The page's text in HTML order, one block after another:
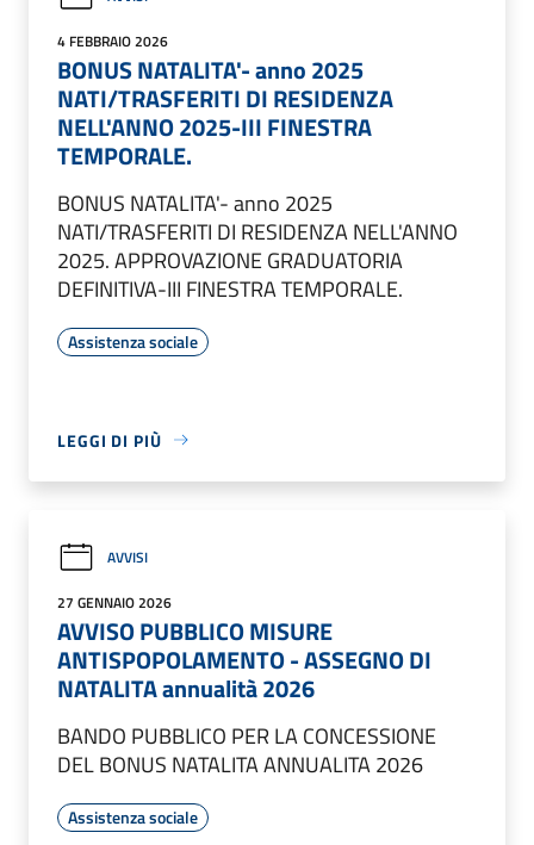
4 FEBBRAIO 2026
BONUS NATALITA'- anno 2025
NATI/TRASFERITI DI RESIDENZA
NELL'ANNO 2025-III FINESTRA
TEMPORALE.
BONUS NATALITA'- anno 2025
NATI/TRASFERITI DI RESIDENZA NELL'ANNO
2025. APPROVAZIONE GRADUATORIA
DEFINITIVA-III FINESTRA TEMPORALE.
Assistenza sociale
LEGGI DI PIÙ
AVVISI
27 GENNAIO 2026
AVVISO PUBBLICO MISURE
ANTISPOPOLAMENTO - ASSEGNO DI
NATALITA annualità 2026
BANDO PUBBLICO PER LA CONCESSIONE
DEL BONUS NATALITA ANNUALITA 2026
Assistenza sociale